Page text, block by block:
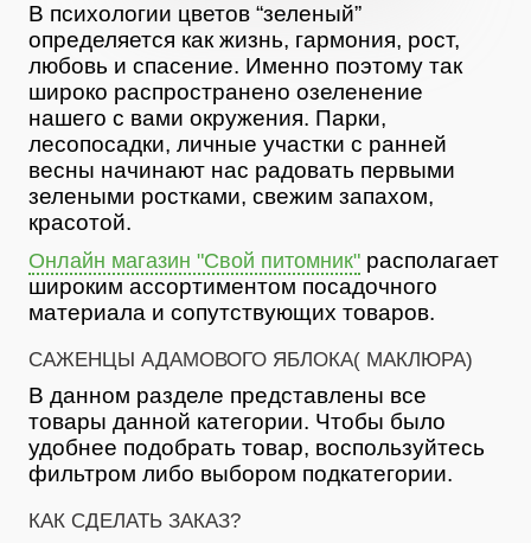
В психологии цветов “зеленый”
определяется как жизнь, гармония, рост,
любовь и спасение. Именно поэтому так
широко распространено озеленение
нашего с вами окружения. Парки,
лесопосадки, личные участки с ранней
весны начинают нас радовать первыми
зелеными ростками, свежим запахом,
красотой.
Онлайн магазин "Свой питомник" располагает
широким ассортиментом посадочного
материала и сопутствующих товаров.
САЖЕНЦЫ АДАМОВОГО ЯБЛОКА( МАКЛЮРА)
В данном разделе представлены все
товары данной категории. Чтобы было
удобнее подобрать товар, воспользуйтесь
фильтром либо выбором подкатегории.
КАК СДЕЛАТЬ ЗАКАЗ?